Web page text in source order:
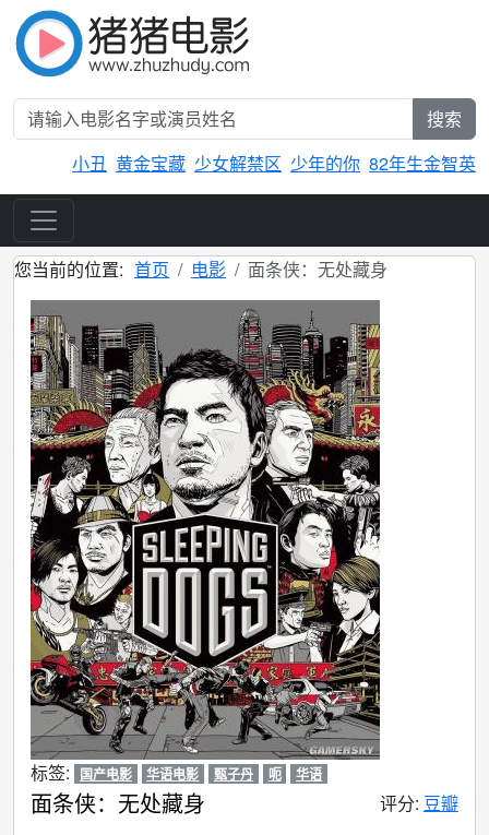
搜索
小丑 黄金宝藏 少女解禁区 少年的你 82年生金智英
您当前的位置: 首页 电影 面条侠：无处藏身
面条侠：无处藏身 评分: 豆瓣
标签: 国产电影 华语电影 甄子丹 呃 华语